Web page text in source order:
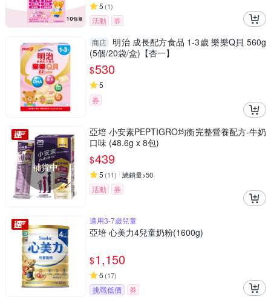
5 (1)
活動 券
商店
明治 成長配方食品 1-3歲 樂樂Q貝 560g
(5個/20袋/盒)【杏一】
$530
5
券
補貨中
亞培 小安素PEPTIGRO均衡完整營養配方-牛奶
口味 (48.6g x 8包)
$439
5 (11) 總銷量>50
活動 券
適用3-7歲兒童
亞培 心美力4兒童奶粉(1600g)
$1,150
5 (17)
挑戰低價 券